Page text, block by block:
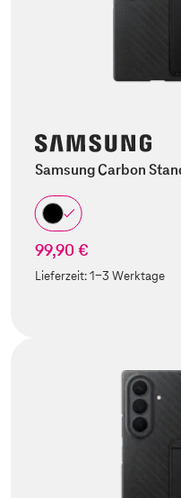
Samsung Carbon
99,90 €
Lieferzeit:1-3 Werktage